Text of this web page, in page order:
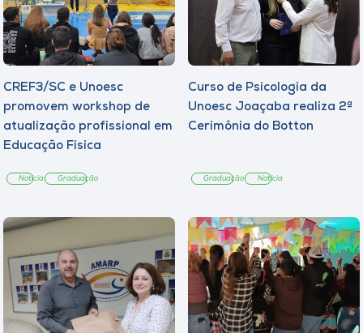
CREF3/SC e Unoesc
promovem workshop de
atualização profissional em
Educação Física
Notícia Graduação
Curso de Psicologia da
Unoesc Joaçaba realiza 2ª
Cerimônia do Botton
Graduação Notícia